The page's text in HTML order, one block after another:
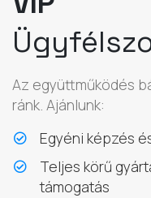
Az együttműködés
ránk. Ajánlunk:
Egyéni képzés
Teljes körű
támogatás